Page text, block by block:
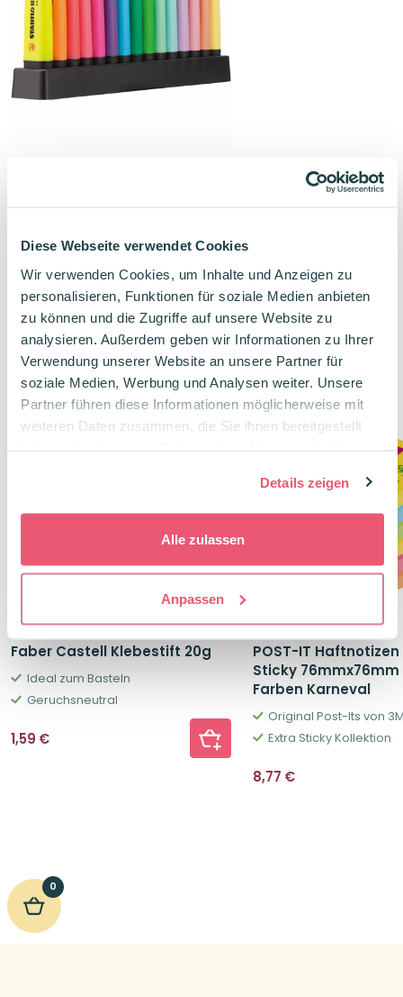
Diese Webseite verwendet Cookies
Wir verwenden Cookies, um Inhalte und Anzeigen zu
personalisieren, Funktionen für soziale Medien anbieten
zu können und die Zugriffe auf unsere Website zu
analysieren. Außerdem geben wir Informationen zu Ihrer
Verwendung unserer Website an unsere Partner für
soziale Medien, Werbung und Analysen weiter. Unsere
Partner führen diese Informationen möglicherweise mit
weiteren Daten zusammen, die Sie ihnen bereitgestellt
Details zeigen
Alle zulassen
Anpassen
6 Pastellfarben
18,47 €
Verwandte Produkte
Faber Castell Klebestift 20g
Ideal zum Basteln
Geruchsneutral
1,59 €
POST-IT
Sticky 76mmx76mm
Farben Karneval
Original Post-Its von
Extra Sticky Kollektion
8,77 €
0